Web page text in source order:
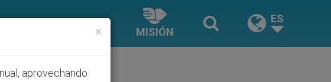
MISIÓN
ES
×
aprovechando